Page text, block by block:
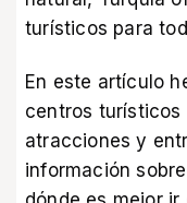
turísticos para
En este artículo
centros turísticos
atracciones y
información